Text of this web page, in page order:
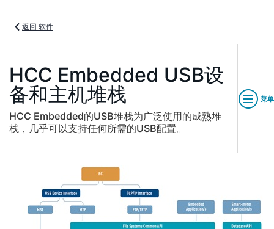
返回 软件
HCC Embedded USB设
备和主机堆栈
HCC Embedded的USB堆栈为广泛使用的成熟堆
栈，几乎可以支持任何所需的USB配置。
菜单